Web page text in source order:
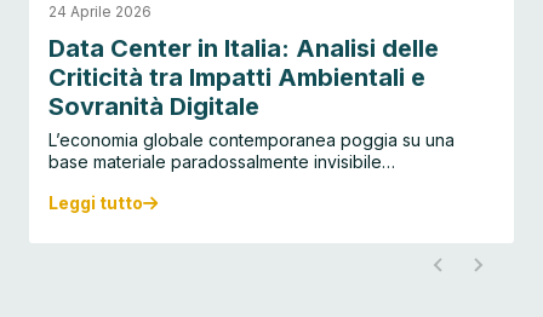
Data Center in Italia: Analisi delle
Criticità tra Impatti Ambientali e
Sovranità Digitale
L’economia globale contemporanea poggia su una
base materiale paradossalmente invisibile…
Leggi tutto
D
24 Aprile 2026